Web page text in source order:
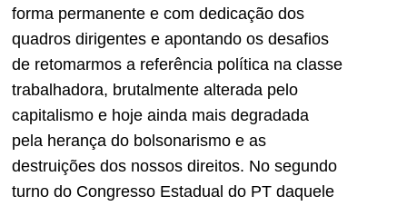
forma permanente e com dedicação dos
quadros dirigentes e apontando os desafios
de retomarmos a referência política na classe
trabalhadora, brutalmente alterada pelo
capitalismo e hoje ainda mais degradada
pela herança do bolsonarismo e as
destruições dos nossos direitos. No segundo
turno do Congresso Estadual do PT daquele